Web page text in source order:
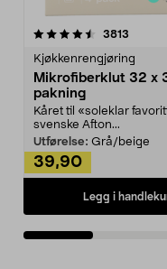
3813
Kjøkkenrengjøring
Mikrofiberklut 32 x
pakning
Kåret til «soleklar
svenske Afton...
Utførelse: Grå/beige
39,90
Legg i
4.5av 5 stjerner